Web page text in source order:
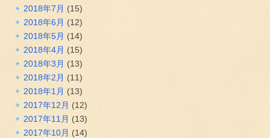
2018年7月 (15)
2018年6月 (12)
2018年5月 (14)
2018年4月 (15)
2018年3月 (13)
2018年2月 (11)
2018年1月 (13)
2017年12月 (12)
2017年11月 (13)
2017年10月 (14)